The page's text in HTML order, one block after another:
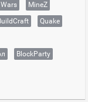
Wars
MineZ
Quake
BlockParty